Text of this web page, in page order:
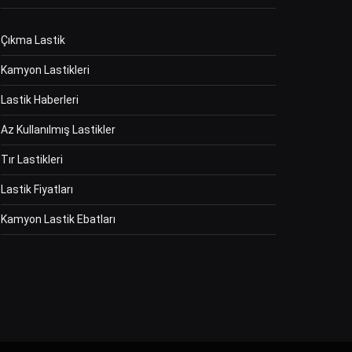
Çıkma Lastik
Kamyon Lastikleri
Lastik Haberleri
Az Kullanılmış Lastikler
Tır Lastikleri
Lastik Fiyatları
Kamyon Lastik Ebatları